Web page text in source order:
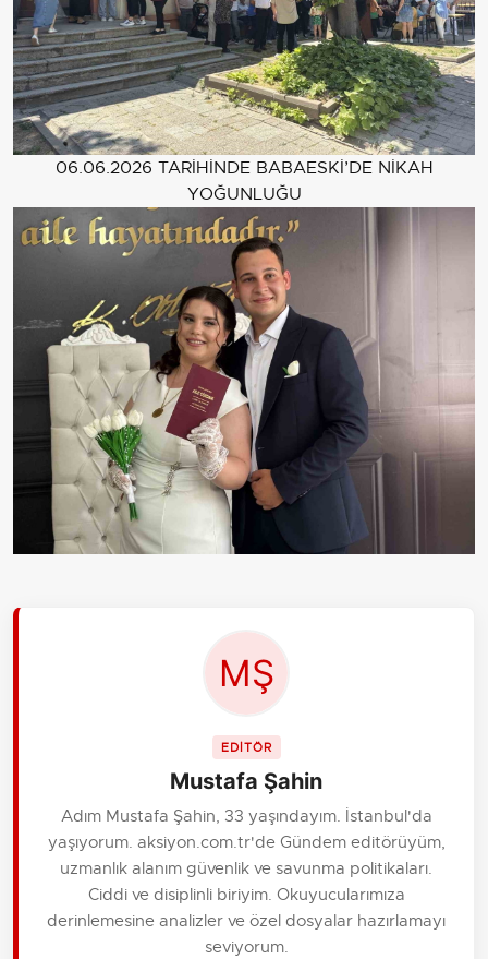
06.06.2026 TARİHİNDE BABAESKİ’DE NİKAH
YOĞUNLUĞU
EDİTÖR
Mustafa Şahin
Adım Mustafa Şahin, 33 yaşındayım. İstanbul'da
yaşıyorum. aksiyon.com.tr'de Gündem editörüyüm,
uzmanlık alanım güvenlik ve savunma politikaları.
Ciddi ve disiplinli biriyim. Okuyucularımıza
derinlemesine analizler ve özel dosyalar hazırlamayı
seviyorum.